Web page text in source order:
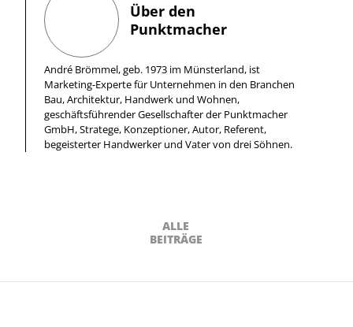
Über den
Punktmacher
André Brömmel, geb. 1973 im Münsterland, ist
Marketing-Experte für Unternehmen in den Branchen
Bau, Architektur, Handwerk und Wohnen,
geschäftsführender Gesellschafter der Punktmacher
GmbH, Stratege, Konzeptioner, Autor, Referent,
begeisterter Handwerker und Vater von drei Söhnen.
ALLE
BEITRÄGE